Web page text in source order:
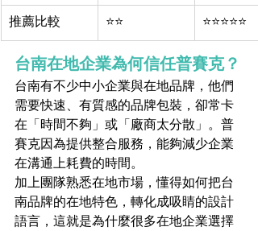
推薦比較 ⭐⭐ ⭐⭐⭐⭐⭐
台南在地企業為何信任普賽克？
台南有不少中小企業與在地品牌，他們
需要快速、有質感的品牌包裝，卻常卡
在「時間不夠」或「廠商太分散」。普
賽克因為提供整合服務，能夠減少企業
在溝通上耗費的時間。
加上團隊熟悉在地市場，懂得如何把台
南品牌的在地特色，轉化成吸睛的設計
語言，這就是為什麼很多在地企業選擇